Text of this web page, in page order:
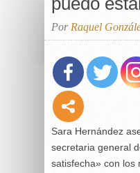
Por Raquel
Sara Hernández
secretaria general
satisfecha» con los